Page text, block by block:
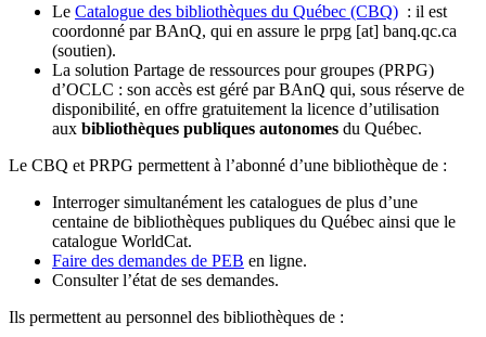
Le Catalogue des bibliothèques du Québec (CBQ) : il est
coordonné par BAnQ, qui en assure le prpg [at] banq.qc.ca
(soutien).
La solution Partage de ressources pour groupes (PRPG)
d’OCLC : son accès est géré par BAnQ qui, sous réserve de
disponibilité, en offre gratuitement la licence d’utilisation
aux bibliothèques publiques autonomes du Québec.
Le CBQ et PRPG permettent à l’abonné d’une bibliothèque de :
Interroger simultanément les catalogues de plus d’une
centaine de bibliothèques publiques du Québec ainsi que le
catalogue WorldCat.
Faire des demandes de PEB en ligne.
Consulter l’état de ses demandes.
Ils permettent au personnel des bibliothèques de :